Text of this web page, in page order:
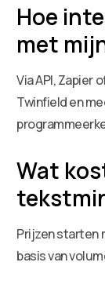
Hoe
met
Via API, Zapier
Twinfield en
Wat
Prijzen starten
basis van